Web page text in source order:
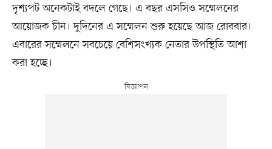
দৃশ্যপট অনেকটাই বদলে গেছে। এ বছর এসসিও সম্মেলনের
আয়োজক চীন। দুদিনের এ সম্মেলন শুরু হয়েছে আজ রোববার।
এবারের সম্মেলনে সবচেয়ে বেশিসংখ্যক নেতার উপস্থিতি আশা
করা হচ্ছে।